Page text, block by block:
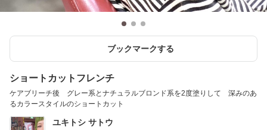
ブックマークする
ショートカットフレンチ
ケアブリーチ後 グレー系とナチュラルブロンド系を2度塗りして 深みのあ
るカラースタイルのショートカット
ユキトシ サトウ